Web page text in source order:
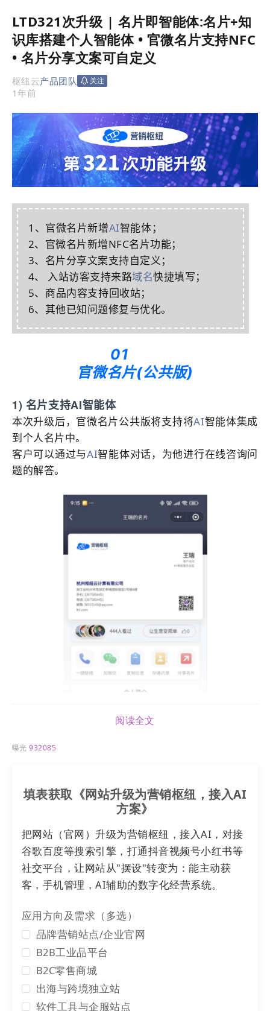
LTD321次升级 | 名片即智能体:名片+知
识库搭建个人智能体 • 官微名片支持NFC
• 名片分享文案可自定义
枢纽云产品团队 关注
1年前
1、 官微名片新增AI智能体；
2、官微名片新增NFC名片功能；
3、名片分享文案支持自定义；
4、 入站访客支持来路域名快捷填写；
5、商品内容支持回收站；
6、其他已知问题修复与优化。
01
官微名片(公共版)
1) 名片支持AI智能体
本次升级后，官微名片公共版将支持将AI智能体集成
到个人名片中。
客户可以通过与AI智能体对话，为他进行在线咨询问
题的解答。
阅读全文
曝光932085
填表获取《网站升级为营销枢纽，接入AI
方案》
把网站（官网）升级为营销枢纽，接入AI，对接
谷歌百度等搜索引擎，打通抖音视频号小红书等
社交平台，让网站从"摆设"转变为：能主动获
客，手机管理，AI辅助的数字化经营系统。
应用方向及需求（多选）
品牌营销站点/企业官网
B2B工业品平台
B2C零售商城
出海与跨境独立站
软件工具与企服站点